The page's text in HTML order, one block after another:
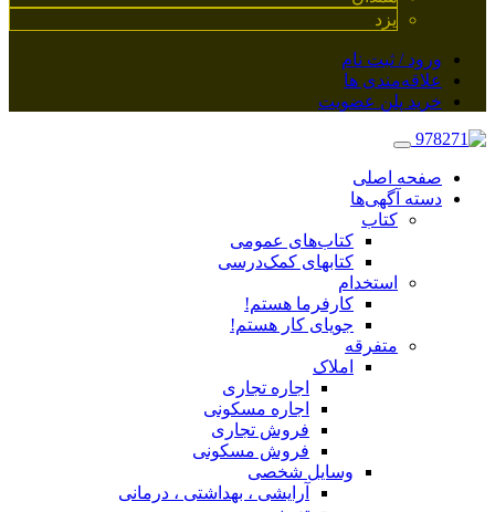
یزد
ورود / ثبت نام
علاقه‌مندی ها
خرید پلن عضویت
صفحه اصلی
دسته آگهی‌ها
کتاب
کتاب‌های عمومی
کتابهای کمک‌درسی
استخدام
کارفرما هستم!
جویای کار هستم!
متفرقه
املاک
اجاره تجاری
اجاره مسکونی
فروش تجاری
فروش مسکونی
وسایل شخصی
آرایشی ، بهداشتی ، درمانی